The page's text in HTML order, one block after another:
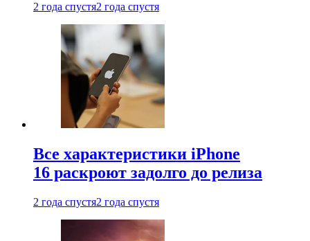
2 года спустя2 года спустя
Все характеристики iPhone
16 раскроют задолго до релиза
2 года спустя2 года спустя